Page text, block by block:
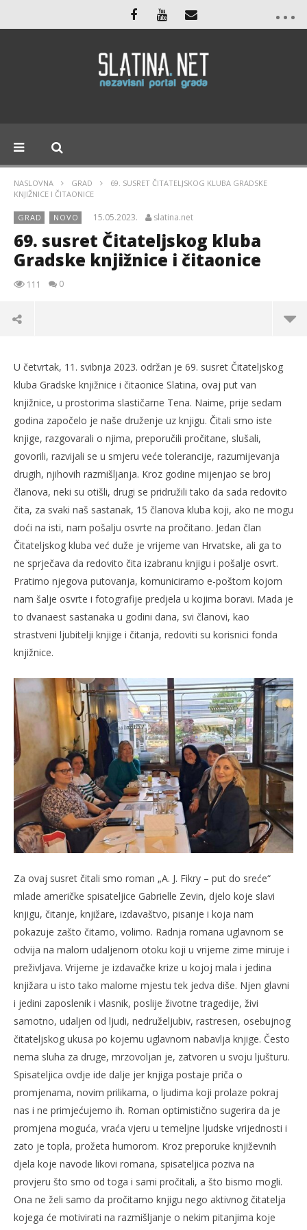
NASLOVNA GRAD
69. SUSRET ČITATELJSKOG KLUBA GRADSKE
KNJIŽNICE I ČITAONICE
GRAD NOVO 15.05.2023. slatina.net
69. susret Čitateljskog kluba
Gradske knjižnice i čitaonice
111 0
TRENUTNO OTVORENO
69. susret Čitateljskog kluba Gradske knjižnice i
čitaonice
15.05.2023.
slatina.net
U četvrtak, 11. svibnja 2023. održan je 69. susret Čitateljskog
kluba Gradske knjižnice i čitaonice Slatina, ovaj put van
knjižnice, u prostorima slastičarne Tena. Naime, prije sedam
godina započelo je naše druženje uz knjigu. Čitali smo iste
knjige, razgovarali o njima, preporučili pročitane, slušali,
govorili, razvijali se u smjeru veće tolerancije, razumijevanja
drugih, njihovih razmišljanja. Kroz godine mijenjao se broj
članova, neki su otišli, drugi se pridružili tako da sada redovito
čita, za svaki naš sastanak, 15 članova kluba koji, ako ne mogu
doći na isti, nam pošalju osvrte na pročitano. Jedan član
Čitateljskog kluba već duže je vrijeme van Hrvatske, ali ga to
ne sprječava da redovito čita izabranu knjigu i pošalje osvrt.
Pratimo njegova putovanja, komuniciramo e-poštom kojom
nam šalje osvrte i fotografije predjela u kojima boravi. Mada je
to dvanaest sastanaka u godini dana, svi članovi, kao
strastveni ljubitelji knjige i čitanja, redoviti su korisnici fonda
knjižnice.
Za ovaj susret čitali smo roman „A. J. Fikry – put do sreće“
mlade američke spisateljice Gabrielle Zevin, djelo koje slavi
knjigu, čitanje, knjižare, izdavaštvo, pisanje i koja nam
pokazuje zašto čitamo, volimo. Radnja romana uglavnom se
odvija na malom udaljenom otoku koji u vrijeme zime miruje i
preživljava. Vrijeme je izdavačke krize u kojoj mala i jedina
knjižara u isto tako malome mjestu tek jedva diše. Njen glavni
i jedini zaposlenik i vlasnik, poslije životne tragedije, živi
samotno, udaljen od ljudi, nedruželjubiv, rastresen, osebujnog
čitateljskog ukusa po kojemu uglavnom nabavlja knjige. Često
nema sluha za druge, mrzovoljan je, zatvoren u svoju ljušturu.
Spisateljica ovdje ide dalje jer knjiga postaje priča o
promjenama, novim prilikama, o ljudima koji prolaze pokraj
nas i ne primjećujemo ih. Roman optimistično sugerira da je
promjena moguća, vraća vjeru u temeljne ljudske vrijednosti i
zato je topla, prožeta humorom. Kroz preporuke književnih
djela koje navode likovi romana, spisateljica poziva na
provjeru što smo od toga i sami pročitali, a što bismo mogli.
Ona ne želi samo da pročitamo knjigu nego aktivnog čitatelja
kojega će motivirati na razmišljanje o nekim pitanjima koje